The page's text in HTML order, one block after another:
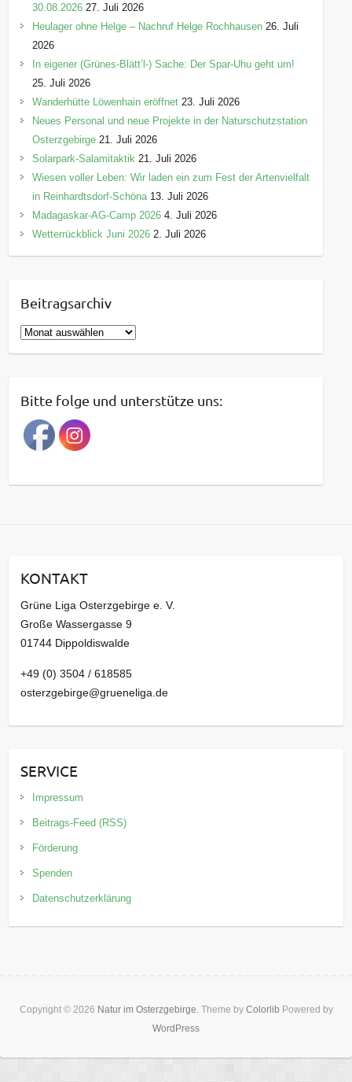
30.08.2026 27. Juli 2026
Heulager ohne Helge – Nachruf Helge Rochhausen 26. Juli
2026
In eigener (Grünes-Blätt’l-) Sache: Der Spar-Uhu geht um!
25. Juli 2026
Wanderhütte Löwenhain eröffnet 23. Juli 2026
Neues Personal und neue Projekte in der Naturschutzstation
Osterzgebirge 21. Juli 2026
Solarpark-Salamitaktik 21. Juli 2026
Wiesen voller Leben: Wir laden ein zum Fest der Artenvielfalt
in Reinhardtsdorf-Schöna 13. Juli 2026
Madagaskar-AG-Camp 2026 4. Juli 2026
Wetterrückblick Juni 2026 2. Juli 2026
Beitragsarchiv
B
e
r
a
g
a
v
Bitte folge und unterstütze uns:
KONTAKT
Grüne Liga Osterzgebirge e. V.
Große Wassergasse 9
01744 Dippoldiswalde
+49 (0) 3504 / 618585
osterzgebirge@grueneliga.de
SERVICE
Impressum
Beitrags-Feed (RSS)
Förderung
Spenden
Datenschutzerklärung
Copyright © 2026 Natur im Osterzgebirge. Theme by Colorlib Powered by
WordPress